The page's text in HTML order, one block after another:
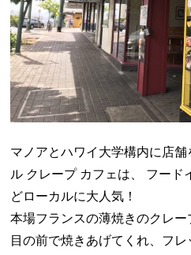
マノアとハワイ大学構内に店
ル クレープ カフェは、 フード
どローカルに大人気！
本場フランスの薄焼きのクレ
目の前で焼きあげてくれ、フ